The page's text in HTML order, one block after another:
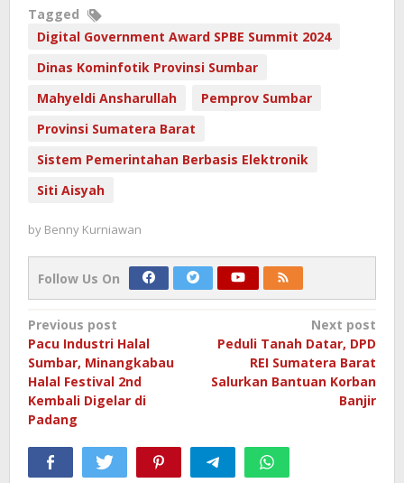
Tagged
Digital Government Award SPBE Summit 2024
Dinas Kominfotik Provinsi Sumbar
Mahyeldi Ansharullah
Pemprov Sumbar
Provinsi Sumatera Barat
Sistem Pemerintahan Berbasis Elektronik
Siti Aisyah
by Benny Kurniawan
Follow Us On
Post
navigation
Previous post
Pacu Industri Halal
Sumbar, Minangkabau
Halal Festival 2nd
Kembali Digelar di
Padang
Next post
Peduli Tanah Datar, DPD
REI Sumatera Barat
Salurkan Bantuan Korban
Banjir